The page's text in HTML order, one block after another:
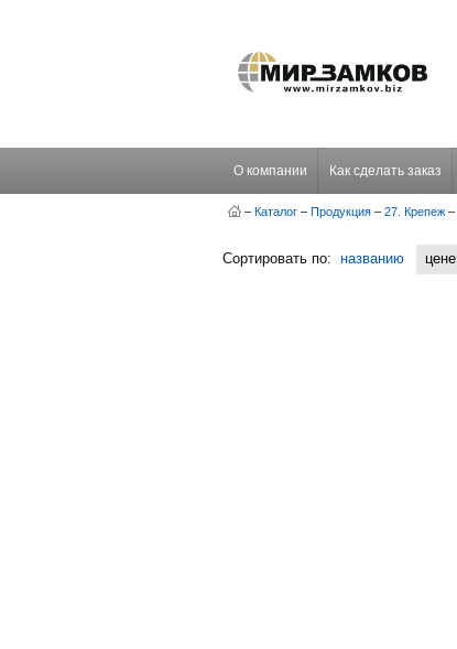
О компании Как сделать заказ
– Каталог – Продукция – 27. Крепеж –
Сортировать по: названию цене